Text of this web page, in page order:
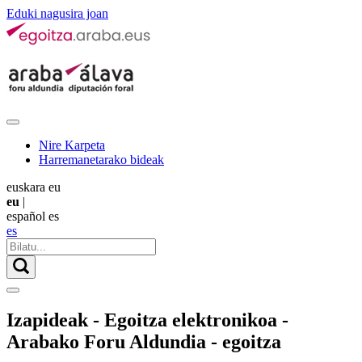
Eduki nagusira joan
Nire Karpeta
Harremanetarako bideak
euskara eu
eu |
español es
es
Izapideak - Egoitza elektronikoa -
Arabako Foru Aldundia - egoitza